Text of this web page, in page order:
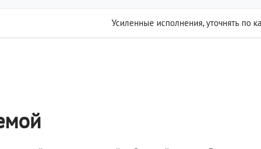
Усиленные исполнения, уточнять по